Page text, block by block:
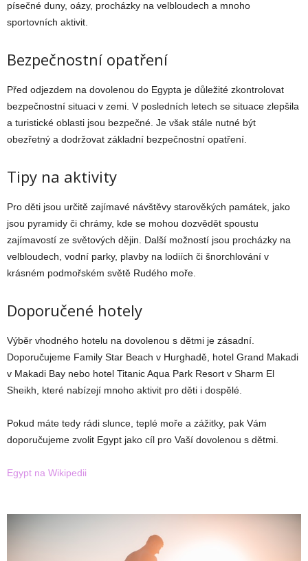
písečné duny, oázy, procházky na velbloudech a mnoho
sportovních aktivit.
Bezpečnostní opatření
Před odjezdem na dovolenou do Egypta je důležité zkontrolovat
bezpečnostní situaci v zemi. V posledních letech se situace zlepšila
a turistické oblasti jsou bezpečné. Je však stále nutné být
obezřetný a dodržovat základní bezpečnostní opatření.
Tipy na aktivity
Pro děti jsou určitě zajímavé návštěvy starověkých památek, jako
jsou pyramidy či chrámy, kde se mohou dozvědět spoustu
zajímavostí ze světových dějin. Další možností jsou procházky na
velbloudech, vodní parky, plavby na lodiích či šnorchlování v
krásném podmořském světě Rudého moře.
Doporučené hotely
Výběr vhodného hotelu na dovolenou s dětmi je zásadní.
Doporučujeme Family Star Beach v Hurghadě, hotel Grand Makadi
v Makadi Bay nebo hotel Titanic Aqua Park Resort v Sharm El
Sheikh, které nabízejí mnoho aktivit pro děti i dospělé.
Pokud máte tedy rádi slunce, teplé moře a zážitky, pak Vám
doporučujeme zvolit Egypt jako cíl pro Vaší dovolenou s dětmi.
Egypt na Wikipedii